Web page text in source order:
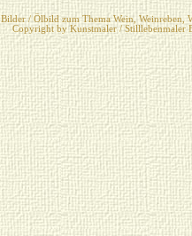
Bilder / Ölbild zum Thema Wein, Weinreben,
Copyright by Kunstmaler / Stilllebenmaler